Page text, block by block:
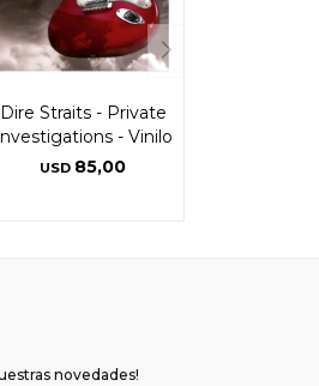
Dire Straits - Private
- Vinilo
USD 85,00
novedades!